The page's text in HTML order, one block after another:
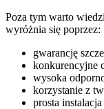
Poza tym warto
wyróżnia się poprzez:
gwarancję
konkurencyjne
wysoka
korzystanie z
prosta instalacja